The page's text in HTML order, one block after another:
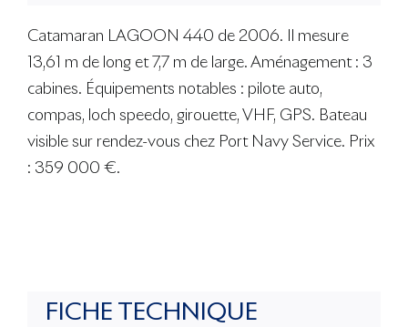
Catamaran LAGOON 440 de 2006. Il mesure
13,61 m de long et 7,7 m de large. Aménagement : 3
cabines. Équipements notables : pilote auto,
compas, loch speedo, girouette, VHF, GPS. Bateau
visible sur rendez-vous chez Port Navy Service. Prix
: 359 000 €.
FICHE TECHNIQUE